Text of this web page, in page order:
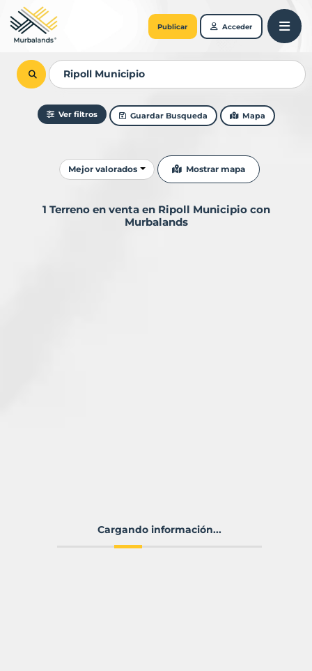
Publicar Acceder
Ver filtros Guardar Busqueda Mapa
Ordenar resultados
Mejor valorados Mostrar mapa
1 Terreno en venta en Ripoll Municipio con
Murbalands
Cargando información...